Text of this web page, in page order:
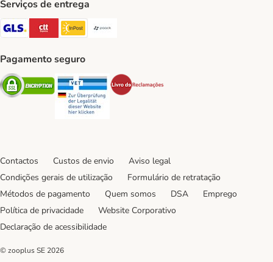
Serviços de entrega
GLS Shipping Method
CTTExpress Shipping Method
InPost Shipping Method
Pagamento seguro
Security Security
Contactos Custos de envio
Aviso legal
Condições gerais de utilização
Formulário de retratação
Métodos de pagamento
Quem somos DSA
Emprego
Política de privacidade
Website Corporativo
Declaração de acessibilidade
© zooplus SE 2026